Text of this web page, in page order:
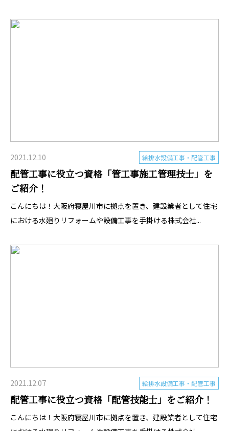
2021.12.10 給排水設備工事・配管工事
配管工事に役立つ資格「管工事施工管理技士」を
ご紹介！
こんにちは！大阪府寝屋川市に拠点を置き、建設業者として住宅
における水廻りリフォームや設備工事を手掛ける株式会社...
2021.12.07 給排水設備工事・配管工事
配管工事に役立つ資格「配管技能士」をご紹介！
こんにちは！大阪府寝屋川市に拠点を置き、建設業者として住宅